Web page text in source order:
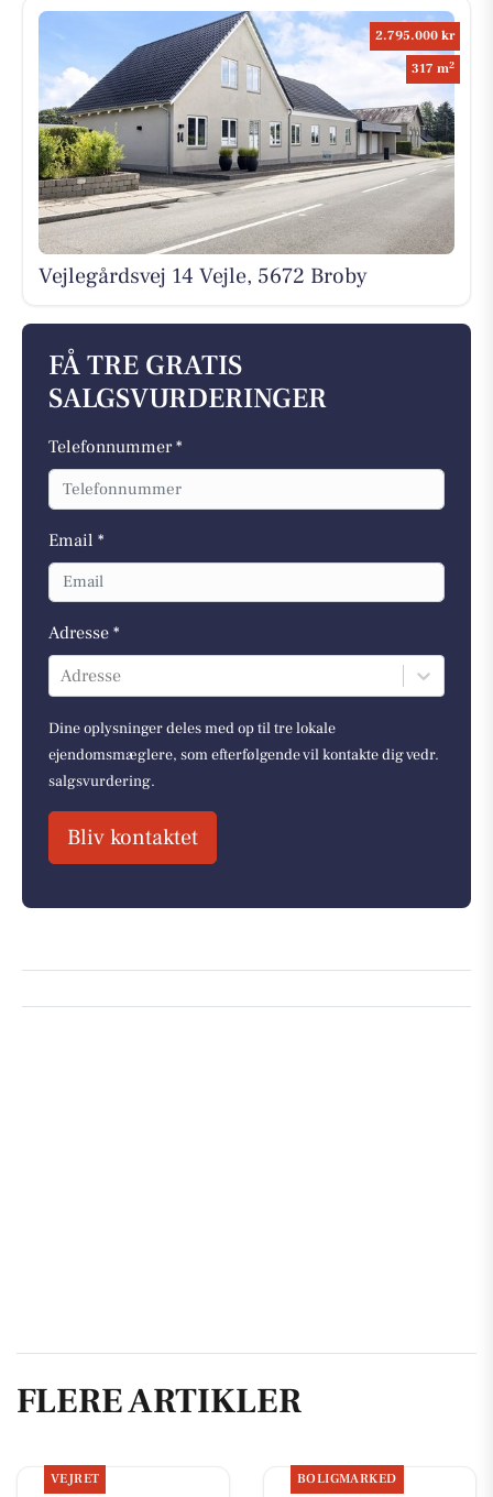
2.795.000 kr
317 m2
Vejlegårdsvej 14 Vejle, 5672 Broby
FÅ TRE GRATIS
SALGSVURDERINGER
Telefonnummer *
Email *
Adresse *
Adresse
Dine oplysninger deles med op til tre lokale
ejendomsmæglere, som efterfølgende vil kontakte dig vedr.
salgsvurdering.
Bliv kontaktet
FLERE ARTIKLER
VEJRET BOLIGMARKED